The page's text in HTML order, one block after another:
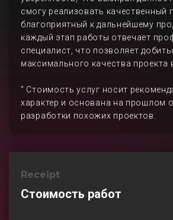
смогу реализовать качественный
благоприятный к дальнейшему
каждый этап работы отвечает
специалист, что позволяет
максимального качества проекта
" Стоимость услуг носит
характер и основана на прошлом
разработки похожих проектов.
Receipt
Стоимость работ